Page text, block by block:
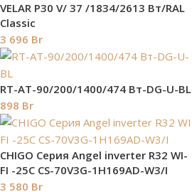
VELAR P30 V/ 37 /1834/2613 Вт/RAL
Classic
3 696 Br
RT-AT-90/200/1400/474 Вт-DG-U-BL
898 Br
СHIGO Серия Angel inverter R32 WI-
FI -25C CS-70V3G-1H169AD-W3/I
3 580 Br